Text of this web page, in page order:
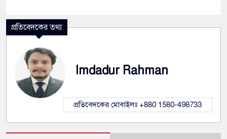
প্রতিবেদকের তথ্য
Imdadur Rahman
প্রতিবেদকের মোবাইলঃ +880 1580-498733